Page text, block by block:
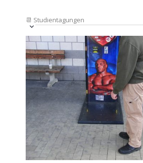
📆 Studientagungen
Ansichten-
Navigation
Veranstaltung
Ansichten-
Navigation
Datum
auswählen.
List
of
Veranstaltungen
in
Photo
View